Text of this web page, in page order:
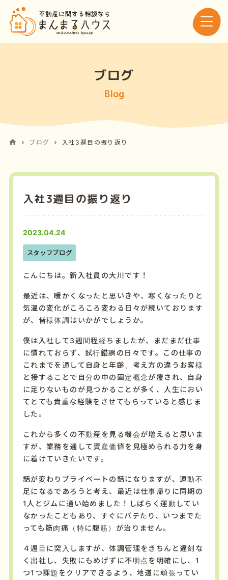
ブログ
Blog
ブログ 入社3週目の振り返り
入社3週目の振り返り
2023.04.24
スタッフブログ
こんにちは。新入社員の大川です！
最近は、暖かくなったと思いきや、寒くなったりと
気温の変化がころころ変わる日々が続いております
が、皆様体調はいかがでしょうか。
僕は入社して3週間程経ちましたが、まだまだ仕事
に慣れておらず、試行錯誤の日々です。この仕事の
これまでを通して自身と年齢、考え方の違うお客様
と接することで自分の中の固定概念が覆され、自身
に足りないものが見つかることが多く、人生におい
てとても貴重な経験をさせてもらっていると感じま
した。
これから多くの不動産を見る機会が増えると思いま
すが、業務を通して資産価値を見極められる力を身
に着けていきたいです。
話が変わりプライベートの話になりますが、運動不
足になるであろうと考え、最近は仕事帰りに同期の
1人とジムに通い始めました！しばらく運動してい
なかったこともあり、すぐにバテたり、いつまでた
っても筋肉痛（特に腹筋）が治りません。
４週目に突入しますが、体調管理をきちんと遅刻な
く出社し、失敗にもめげずに不明点を明確にし、1
つ1つ課題をクリアできるよう、地道に頑張ってい